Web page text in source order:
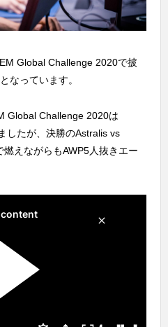
Global Challenge 2020で披
なっています。
Global Challenge 2020は
したが、決勝のAstralis vs
えながらもAWP5人抜きエー